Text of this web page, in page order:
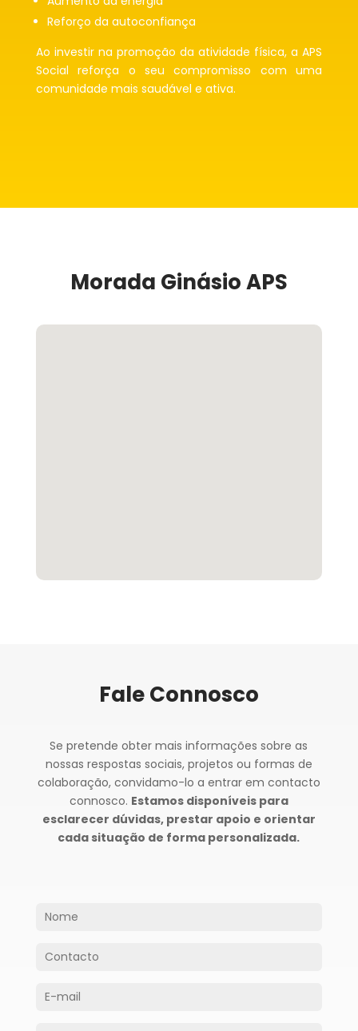
Reforço da autoconfiança
Ao investir na promoção da atividade física, a APS
Social reforça o seu compromisso com uma
comunidade mais saudável e ativa.
Morada Ginásio APS
Fale Connosco
Se pretende obter mais informações sobre as
nossas respostas sociais, projetos ou formas de
colaboração, convidamo-lo a entrar em contacto
connosco. Estamos disponíveis para
esclarecer dúvidas, prestar apoio e orientar
cada situação de forma personalizada.